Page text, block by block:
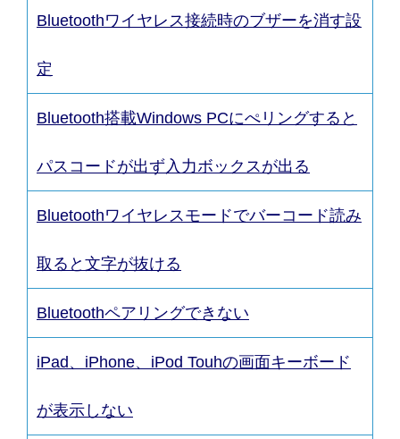
Bluetoothワイヤレス接続時のブザーを消す設
定
Bluetooth搭載Windows PCにぺリングすると
パスコードが出ず入力ボックスが出る
Bluetoothワイヤレスモードでバーコード読み
取ると文字が抜ける
Bluetoothペアリングできない
iPad、iPhone、iPod Touhの画面キーボード
が表示しない